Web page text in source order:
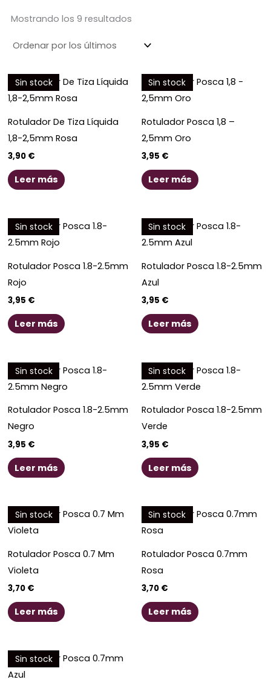
Mostrando los 9 resultados
Sin stock
Rotulador De Tiza Líquida
1,8-2,5mm Rosa
3,90 €
Leer más
Sin stock
Rotulador Posca 1,8 –
2,5mm Oro
3,95 €
Leer más
Sin stock
Rotulador Posca 1.8-2.5mm
Rojo
3,95 €
Leer más
Sin stock
Rotulador Posca 1.8-2.5mm
Azul
3,95 €
Leer más
Sin stock
Rotulador Posca 1.8-2.5mm
Negro
3,95 €
Leer más
Sin stock
Rotulador Posca 1.8-2.5mm
Verde
3,95 €
Leer más
Sin stock
Rotulador Posca 0.7 Mm
Violeta
3,70 €
Leer más
Sin stock
Rotulador Posca 0.7mm
Rosa
3,70 €
Leer más
Sin stock